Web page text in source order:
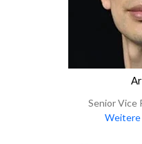
Senior Vice